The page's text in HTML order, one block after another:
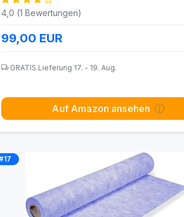
4,0 (1 Bewertungen)
99,00 EUR
GRATIS Lieferung 17. - 19. Aug.
Auf Amazon ansehen